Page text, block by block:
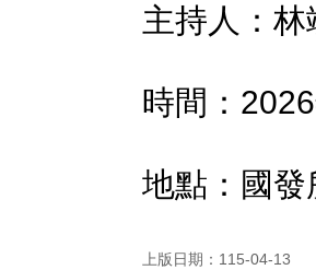
主持人：林
時間： 2026
地點：國發
上版日期：115-04-13